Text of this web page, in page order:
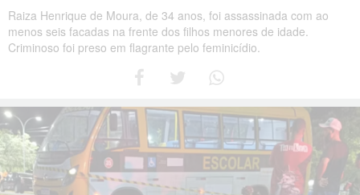
Raiza Henrique de Moura, de 34 anos, foi assassinada com ao
menos seis facadas na frente dos filhos menores de idade.
Criminoso foi preso em flagrante pelo feminicídio.